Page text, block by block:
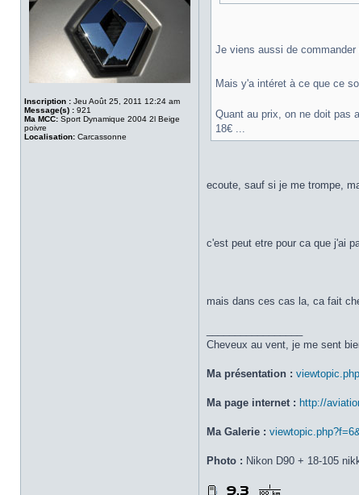
Inscription : Jeu Août 25, 2011 12:24 am
Message(s) : 921
Ma MCC: Sport Dynamique 2004 2l Beige
poivre
Localisation: Carcassonne
Je viens aussi de
Mais y'a intéret à ce que ce
Quant au prix, on ne doit pas
18€ ...
ecoute, sauf si je me trompe,
c'est peut etre pour ca que j'ai
mais dans ces cas la, ca fait
Cheveux au vent, je me sent
Ma présentation :
Ma page internet : http://
Ma Galerie :
Photo : Nikon D90 + 18-105